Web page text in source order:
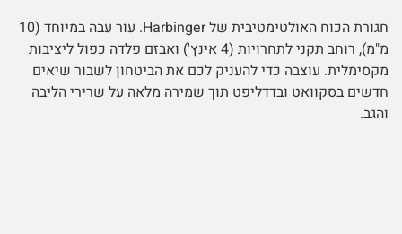
חגורת הכוח האולטימטיבית של Harbinger. עור עבה במיוחד (10
מ"מ), רוחב תקני לתחרויות (4 אינץ') ואבזם פלדה כפול ליציבות
מקסימלית. עוצבה כדי להעניק לכם את הביטחון לשבור שיאים
חדשים בסקוואט ובדדליפט תוך שמירה מלאה על שרירי הליבה
והגב.